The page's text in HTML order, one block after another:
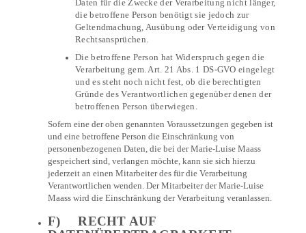
Daten für die Zwecke der Verarbeitung nicht länger,
die betroffene Person benötigt sie jedoch zur
Geltendmachung, Ausübung oder Verteidigung von
Rechtsansprüchen.
Die betroffene Person hat Widerspruch gegen die
Verarbeitung gem. Art. 21 Abs. 1 DS-GVO eingelegt
und es steht noch nicht fest, ob die berechtigten
Gründe des Verantwortlichen gegenüber denen der
betroffenen Person überwiegen.
Sofern eine der oben genannten Voraussetzungen gegeben ist
und eine betroffene Person die Einschränkung von
personenbezogenen Daten, die bei der Marie-Luise Maass
gespeichert sind, verlangen möchte, kann sie sich hierzu
jederzeit an einen Mitarbeiter des für die Verarbeitung
Verantwortlichen wenden. Der Mitarbeiter der Marie-Luise
Maass wird die Einschränkung der Verarbeitung veranlassen.
F) RECHT AUF